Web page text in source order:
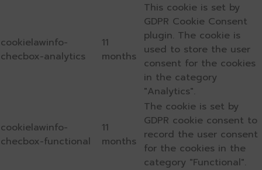
cookielawinfo-
checbox-analytics
11
months
This cookie is set by
GDPR Cookie Consent
plugin. The cookie is
used to store the user
consent for the cookies
in the category
"Analytics".
cookielawinfo-
checbox-functional
11
months
The cookie is set by
GDPR cookie consent to
record the user consent
for the cookies in the
category "Functional".